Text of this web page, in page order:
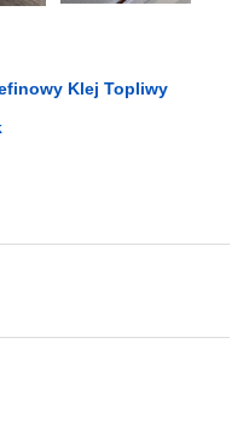
Klej Topliwy